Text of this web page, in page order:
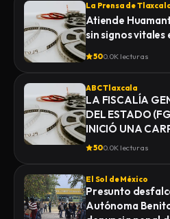
La Prensa de
Atiende
sin signos vitales
500.0K lecturas
ABC Tlaxcala
LA FISCALÍA
DEL ESTADO
INICIÓ UNA
INVESTIGACIÓN
MIENTRAS ERA
ELEMENTOS DE
DE SAN PABLO
500.0K lecturas
El Sol de México
Presunto
Autónoma